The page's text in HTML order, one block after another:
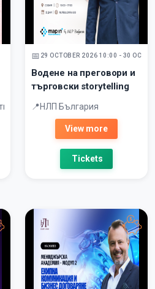
Марк Арт Център
29 OCTOBER 2026 10:00 - 30
Водене на преговори и
търговски storytelling
НЛП България
View more
Tickets